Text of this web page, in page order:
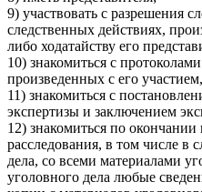
9) участвовать с разрешения
следственных действиях,
либо ходатайству его
10) знакомиться с
произведенных с его
11) знакомиться с
экспертизы и заключением
12) знакомиться по окончании
расследования, в том числе в
дела, со всеми материалами
уголовного дела любые